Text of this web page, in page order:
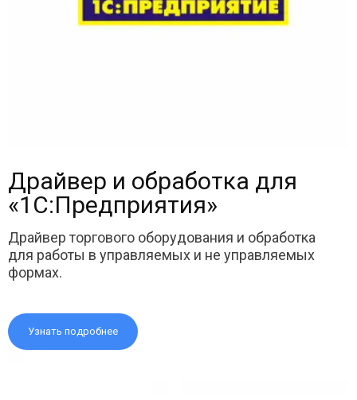
Драйвер и обработка для
«1С:Предприятия»
Драйвер торгового оборудования и обработка
для работы в управляемых и не управляемых
формах.
Узнать подробнее